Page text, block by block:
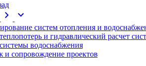
chevron_right expand_more
систем отопления и
и гидравлический расчет
водоснабжения
и сопровождение проектов